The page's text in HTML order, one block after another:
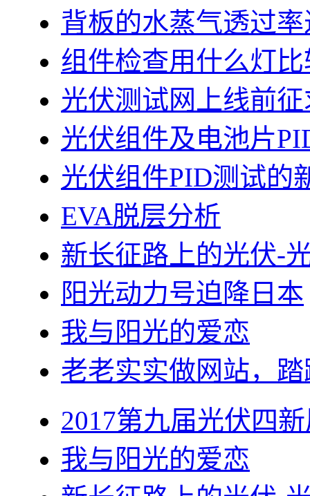
背板的水蒸气透过
组件检查用什么灯
光伏测试网上线前
光伏组件及电池片
光伏组件PID测试的
EVA脱层分析
新长征路上的光伏-
阳光动力号迫降日本
我与阳光的爱恋
老老实实做网站，
2017第九届光伏四
我与阳光的爱恋